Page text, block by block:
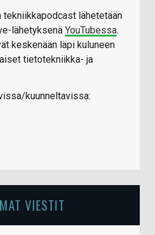
lähetetään
lähetyksenä YouTubessa.
keskenään läpi kuluneen
tietotekniikka- ja
kuunneltavissa:
VIESTIT